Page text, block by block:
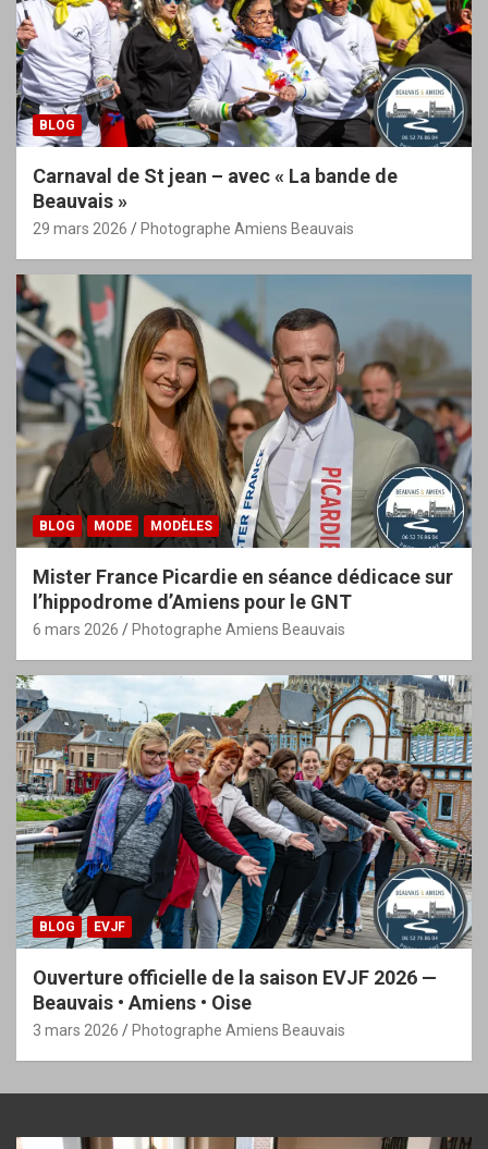
BLOG
Carnaval de St jean – avec « La bande de
Beauvais »
29 mars 2026 Photographe Amiens Beauvais
BLOG MODE MODÈLES
Mister France Picardie en séance dédicace sur
l’hippodrome d’Amiens pour le GNT
6 mars 2026 Photographe Amiens Beauvais
BLOG EVJF
Ouverture officielle de la saison EVJF 2026 —
Beauvais • Amiens • Oise
3 mars 2026 Photographe Amiens Beauvais